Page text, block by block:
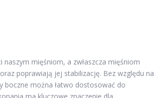
mięśniom, a zwłaszcza mięśniom
poprawiają jej stabilizację. Bez względu na
boczne można łatwo dostosować do